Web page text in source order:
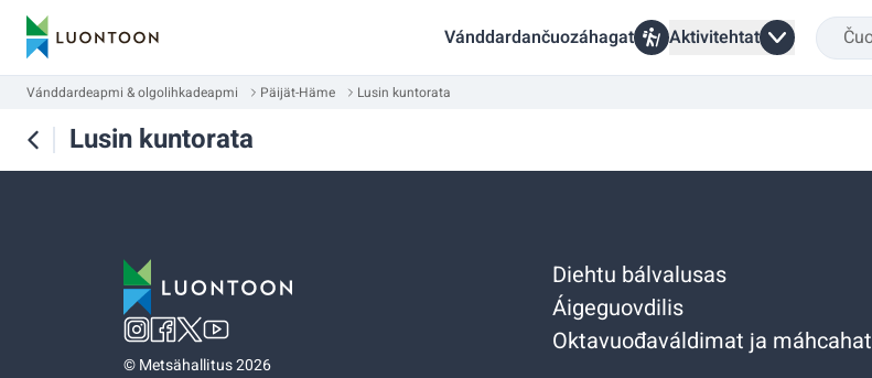
Vánddardančuozáhagat Aktivitehtat
Vánddardeapmi & olgolihkadeapmi Päijät-Häme Lusin kuntorata
Lusin kuntorata
©Metsähallitus 2026
Diehtu bálvalusas
Áigeguovdilis
Oktavuođaváldimat ja máhcahat